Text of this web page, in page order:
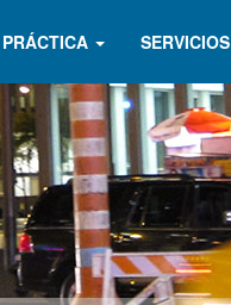
SERVICIOS